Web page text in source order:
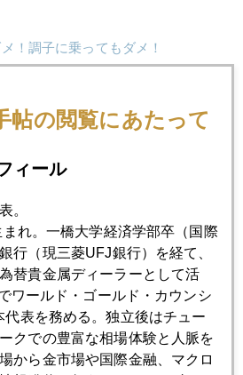
！調子に乗ってもダメ！
を廻る
存
本勢の違い
帖の閲覧にあたって
ィール
。
れ。一橋大学経済学部卒（国際
行（現三菱UFJ銀行）を経て、
替貴金属ディーラーとして活
ワールド・ゴールド・カウンシ
代表を務める。独立後はチュー
クでの豊富な相場体験と人脈を
から金市場や国際金融、マクロ